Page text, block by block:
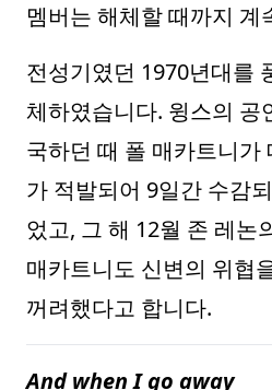
멤버는 해체할 때까지 계
전성기였던 1970년대를
체하였습니다. 윙스의 공
국하던 때 폴 매카트니가
가 적발되어 9일간 수감
었고, 그 해 12월 존 레논
매카트니도 신변의 위협
꺼려했다고 합니다.
And when I go away